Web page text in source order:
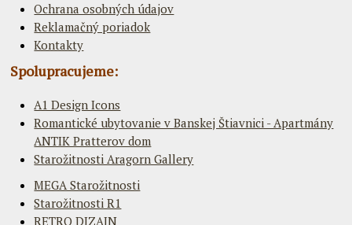
Ochrana osobných údajov
Reklamačný poriadok
Kontakty
Spolupracujeme:
A1 Design Icons
Romantické ubytovanie v Banskej Štiavnici - Apartmány
ANTIK Pratterov dom
Starožitnosti Aragorn Gallery
MEGA Starožitnosti
Starožitnosti R1
RETRO DIZAJN